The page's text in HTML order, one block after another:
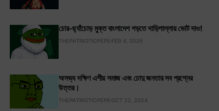
চোর-ছ্যাঁচোড় মুক্ত বাংলাদেশ গড়তে দাড়িপাল্লায় ভোট দাও!
THEPATRIOTICPEPE FEB 4, 2026
অসভ্য দক্ষিণ এশীয় সমাজ এবং চোদু জনতার সব প্রশ্নের
উত্তর।
THEPATRIOTICPEPE OCT 22, 2024